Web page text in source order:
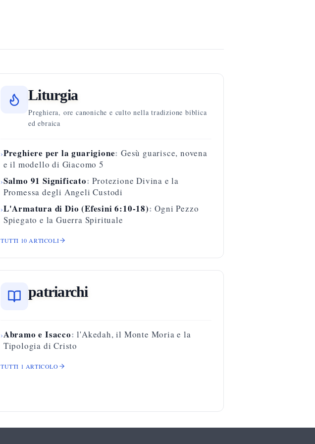
Liturgia
Preghiera, ore canoniche e culto nella tradizione biblica
ed ebraica
›Preghiere per la guarigione: Gesù guarisce, novena
e il modello di Giacomo 5
›Salmo 91 Significato:Protezione Divina e la
Promessa degli Angeli Custodi
›L'Armatura di Dio (Efesini 6:10-18):Ogni Pezzo
Spiegato e la Guerra Spirituale
TUTTI 10 ARTICOLI
patriarchi
›Abramo e Isacco:l'Akedah, il Monte Moria e la
Tipologia di Cristo
TUTTI 1 ARTICOLO